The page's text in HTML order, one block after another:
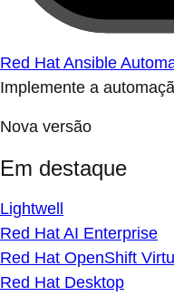
Red Hat Ansible
Implemente a
Nova versão
Em destaque
Lightwell
Red Hat AI Enterprise
Red Hat OpenShift
Red Hat Desktop